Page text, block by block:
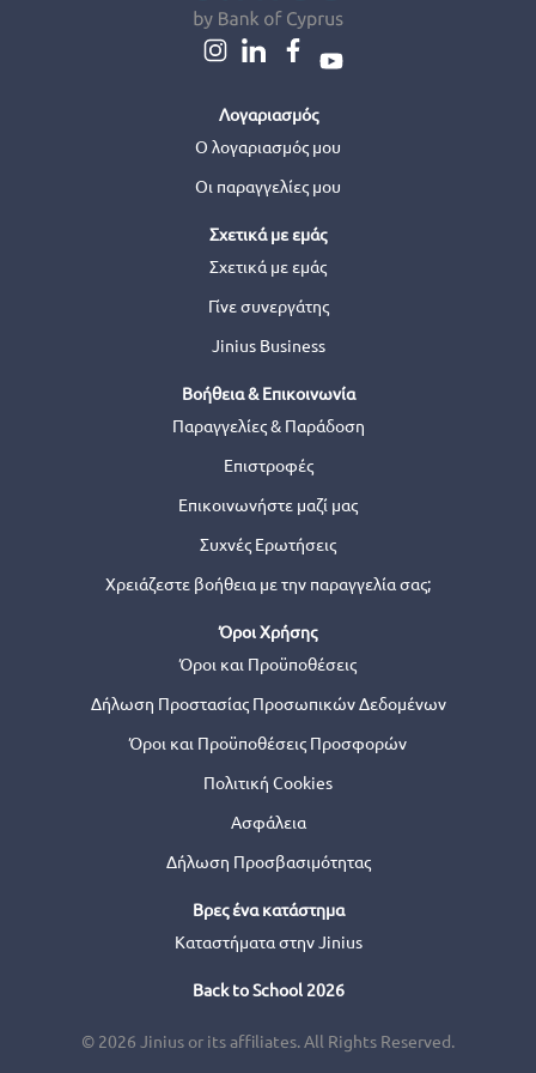
Λογαριασμός
Ο λογαριασμός μου
Οι παραγγελίες μου
Σχετικά με εμάς
Σχετικά με εμάς
Γίνε συνεργάτης
Jinius Business
Βοήθεια & Επικοινωνία
Παραγγελίες & Παράδοση
Επιστροφές
Επικοινωνήστε μαζί μας
Συχνές Ερωτήσεις
Χρειάζεστε βοήθεια με την παραγγελία σας;
Όροι Χρήσης
Όροι και Προϋποθέσεις
Δήλωση Προστασίας Προσωπικών Δεδομένων
Όροι και Προϋποθέσεις Προσφορών
Πολιτική Cookies
Ασφάλεια
Δήλωση Προσβασιμότητας
Βρες ένα κατάστημα
Καταστήματα στην Jinius
Back to School 2026
© 2026 Jinius or its affiliates. All Rights Reserved.